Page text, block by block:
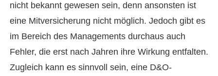
nicht bekannt gewesen sein, denn ansonsten ist
eine Mitversicherung nicht möglich. Jedoch gibt es
im Bereich des Managements durchaus auch
Fehler, die erst nach Jahren ihre Wirkung entfalten.
Zugleich kann es sinnvoll sein, eine D&O-